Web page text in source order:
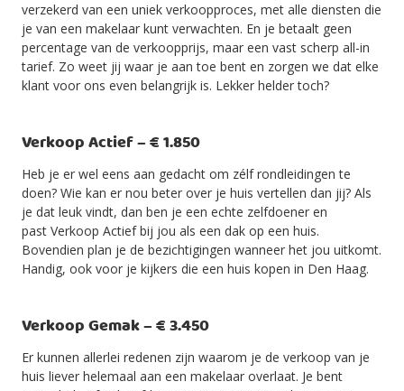
verzekerd van een uniek verkoopproces, met alle diensten die
je van een makelaar kunt verwachten. En je betaalt geen
percentage van de verkoopprijs, maar een vast scherp all-in
tarief. Zo weet jij waar je aan toe bent en zorgen we dat elke
klant voor ons even belangrijk is. Lekker helder toch?
Verkoop Actief – € 1.850
Heb je er wel eens aan gedacht om zélf rondleidingen te
doen? Wie kan er nou beter over je huis vertellen dan jij? Als
je dat leuk vindt, dan ben je een echte zelfdoener en
past Verkoop Actief bij jou als een dak op een huis.
Bovendien plan je de bezichtigingen wanneer het jou uitkomt.
Handig, ook voor je kijkers die een huis kopen in Den Haag.
Verkoop Gemak – € 3.450
Er kunnen allerlei redenen zijn waarom je de verkoop van je
huis liever helemaal aan een makelaar overlaat. Je bent